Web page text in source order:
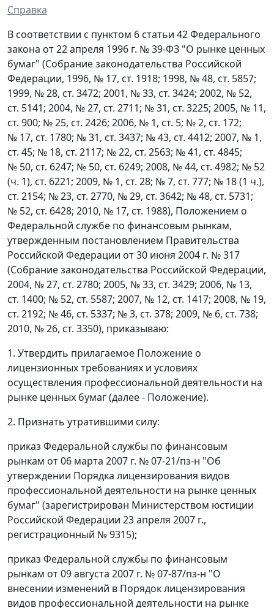
Справка
В соответствии с пунктом 6 статьи 42 Федерального
закона от 22 апреля 1996 г. № 39-ФЗ "О рынке ценных
бумаг" (Собрание законодательства Российской
Федерации, 1996, № 17, ст. 1918; 1998, № 48, ст. 5857;
1999, № 28, ст. 3472; 2001, № 33, ст. 3424; 2002, № 52,
ст. 5141; 2004, № 27, ст. 2711; № 31, ст. 3225; 2005, № 11,
ст. 900; № 25, ст. 2426; 2006, № 1, ст. 5; № 2, ст. 172;
№ 17, ст. 1780; № 31, ст. 3437; № 43, ст. 4412; 2007, № 1,
ст. 45; № 18, ст. 2117; № 22, ст. 2563; № 41, ст. 4845;
№ 50, ст. 6247; № 50, ст. 6249; 2008, № 44, ст. 4982; № 52
(ч. 1), ст. 6221; 2009, № 1, ст. 28; № 7, ст. 777; № 18 (1 ч.),
ст. 2154; № 23, ст. 2770, № 29, ст. 3642; № 48, ст. 5731;
№ 52, ст. 6428; 2010, № 17, ст. 1988), Положением о
Федеральной службе по финансовым рынкам,
утвержденным постановлением Правительства
Российской Федерации от 30 июня 2004 г. № 317
(Собрание законодательства Российской Федерации,
2004, № 27, ст. 2780; 2005, № 33, ст. 3429; 2006, № 13,
ст. 1400; № 52, ст. 5587; 2007, № 12, ст. 1417; 2008, № 19,
ст. 2192; № 46, ст. 5337; № 3, ст. 378; 2009, № 6, ст. 738;
2010, № 26, ст. 3350), приказываю:
1. Утвердить прилагаемое Положение о
лицензионных требованиях и условиях
осуществления профессиональной деятельности на
рынке ценных бумаг (далее - Положение).
2. Признать утратившими силу:
приказ Федеральной службы по финансовым
рынкам от 06 марта 2007 г. № 07-21/пз-н "Об
утверждении Порядка лицензирования видов
профессиональной деятельности на рынке ценных
бумаг" (зарегистрирован Министерством юстиции
Российской Федерации 23 апреля 2007 г.,
регистрационный № 9315);
приказ Федеральной службы по финансовым
рынкам от 09 августа 2007 г. № 07-87/пз-н "О
внесении изменений в Порядок лицензирования
видов профессиональной деятельности на рынке